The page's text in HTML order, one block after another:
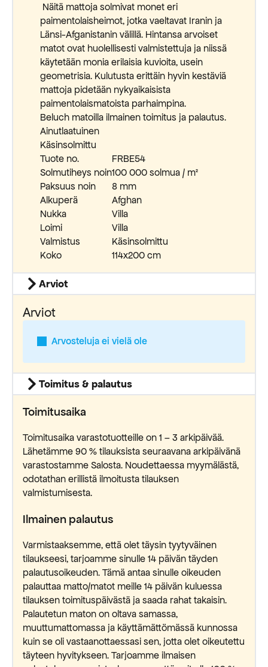
Näitä mattoja solmivat monet eri
paimentolaisheimot, jotka vaeltavat Iranin ja
Länsi-Afganistanin välillä. Hintansa arvoiset
matot ovat huolellisesti valmistettuja ja niissä
käytetään monia erilaisia kuvioita, usein
geometrisia. Kulutusta erittäin hyvin kestäviä
mattoja pidetään nykyaikaisista
paimentolaismatoista parhaimpina.
Beluch matoilla ilmainen toimitus ja palautus.
Ainutlaatuinen
Käsinsolmittu
Tuote no.
FRBE54
Solmutiheys noin100 000 solmua / m²
Paksuus noin
8 mm
Alkuperä
Afghan
Nukka
Villa
Loimi
Villa
Valmistus
Käsinsolmittu
Koko
114x200 cm
Arviot
Arviot
Arvosteluja ei vielä ole
Toimitus & palautus
Toimitusaika
Toimitusaika varastotuotteille on 1 – 3 arkipäivää.
Lähetämme 90 % tilauksista seuraavana arkipäivänä
varastostamme Salosta. Noudettaessa myymälästä,
odotathan erillistä ilmoitusta tilauksen
valmistumisesta.
Ilmainen palautus
Varmistaaksemme, että olet täysin tyytyväinen
tilaukseesi, tarjoamme sinulle 14 päivän täyden
palautusoikeuden. Tämä antaa sinulle oikeuden
palauttaa matto/matot meille 14 päivän kuluessa
tilauksen toimituspäivästä ja saada rahat takaisin.
Palautetun maton on oltava samassa,
muuttumattomassa ja käyttämättömässä kunnossa
kuin se oli vastaanottaessasi sen, jotta olet oikeutettu
täyteen hyvitykseen. Tarjoamme ilmaisen